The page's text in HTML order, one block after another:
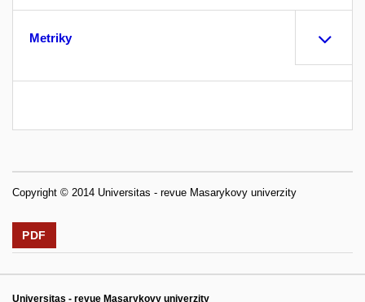
Metriky
Copyright © 2014 Universitas - revue Masarykovy univerzity
PDF
Universitas - revue Masarykovy univerzity